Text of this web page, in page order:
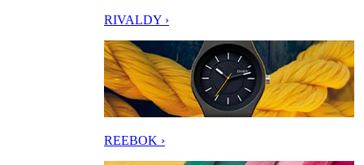
RIVALDY ›
REEBOK ›